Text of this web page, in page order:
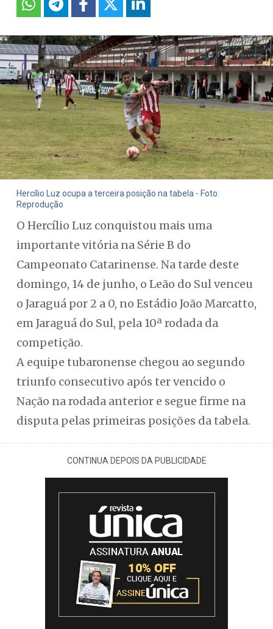
Hercílio Luz ocupa a terceira posição na tabela - Foto:
Reprodução
O Hercílio Luz conquistou mais uma
importante vitória na Série B do
Campeonato Catarinense. Na tarde deste
domingo, 14 de junho, o Leão do Sul venceu
o Jaraguá por 2 a 0, no Estádio João Marcatto,
em Jaraguá do Sul, pela 10ª rodada da
competição.
A equipe tubaronense chegou ao segundo
triunfo consecutivo após ter vencido o
Nação na rodada anterior e segue firme na
disputa pelas primeiras posições da tabela.
CONTINUA DEPOIS DA PUBLICIDADE